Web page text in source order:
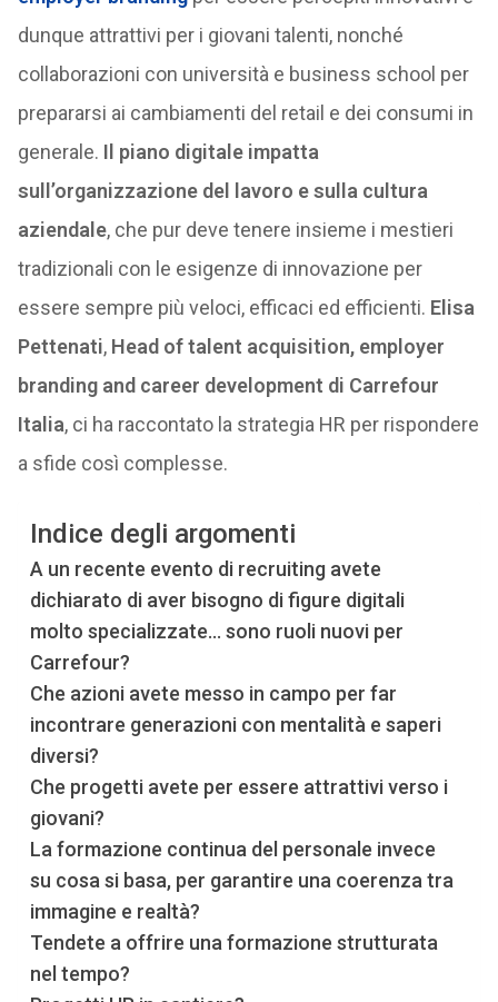
dunque attrattivi per i giovani talenti, nonché
collaborazioni con università e business school per
prepararsi ai cambiamenti del retail e dei consumi in
generale. Il piano digitale impatta
sull’organizzazione del lavoro e sulla cultura
aziendale, che pur deve tenere insieme i mestieri
tradizionali con le esigenze di innovazione per
essere sempre più veloci, efficaci ed efficienti. Elisa
Pettenati, Head of talent acquisition, employer
branding and career development di Carrefour
Italia, ci ha raccontato la strategia HR per rispondere
a sfide così complesse.
Indice degli argomenti
A un recente evento di recruiting avete
dichiarato di aver bisogno di figure digitali
molto specializzate… sono ruoli nuovi per
Carrefour?
Che azioni avete messo in campo per far
incontrare generazioni con mentalità e saperi
diversi?
Che progetti avete per essere attrattivi verso i
giovani?
La formazione continua del personale invece
su cosa si basa, per garantire una coerenza tra
immagine e realtà?
Tendete a offrire una formazione strutturata
nel tempo?